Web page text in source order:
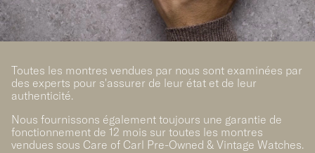
Toutes les montres vendues par nous sont examinées par
des experts pour s'assurer de leur état et de leur
authenticité.
Nous fournissons également toujours une garantie de
fonctionnement de 12 mois sur toutes les montres
vendues sous Care of Carl Pre-Owned & Vintage Watches.